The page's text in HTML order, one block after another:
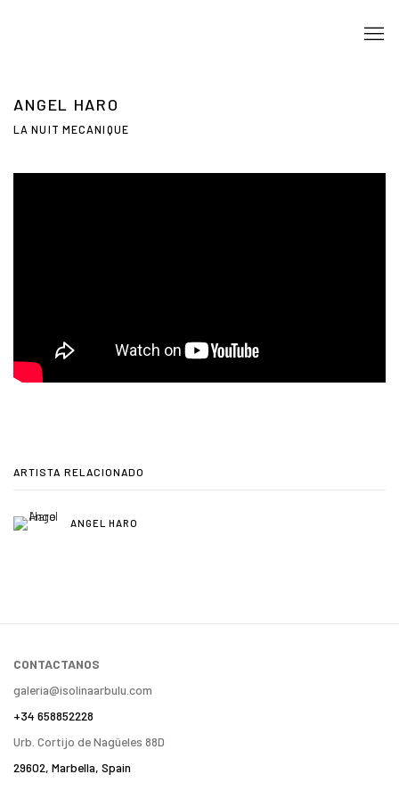
ANGEL HARO
LA NUIT MECANIQUE
ARTISTA RELACIONADO
ANGEL HARO
CONTACTANOS
galeria@isolinaarbulu.com
+34 658852228
Urb. Cortijo de Nagüeles 88D
29602, Marbella, Spain